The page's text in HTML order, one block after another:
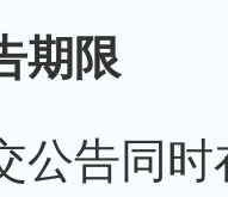
期限
告同时